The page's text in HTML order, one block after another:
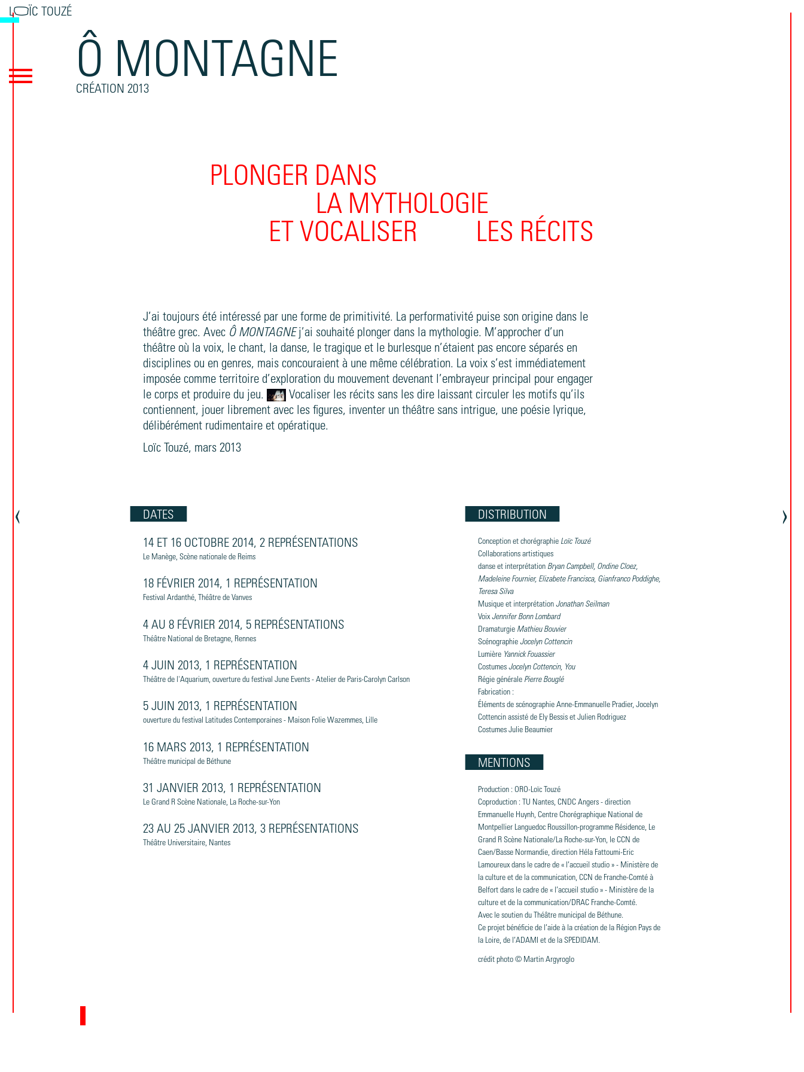
LOÏC TOUZÉ
Ô MONTAGNE
CRÉATION 2013
PLONGER DANS
LA MYTHOLOGIE
ET VOCALISER
LES RÉCITS
J’ai toujours été intéressé par une forme de primitivité. La performativité puise son origine dans le
théâtre grec. Avec Ô MONTAGNEj’ai souhaité plonger dans la mythologie. M’approcher d’un
théâtre où la voix, le chant, la danse, le tragique et le burlesque n’étaient pas encore séparés en
disciplines ou en genres, mais concouraient à une même célébration. La voix s’est immédiatement
imposée comme territoire d’exploration du mouvement devenant l’embrayeur principal pour engager
le corps et produire du jeu.
Vocaliser les récits sans les dire laissant circuler les motifs qu’ils
contiennent, jouer librement avec les figures, inventer un théâtre sans intrigue, une poésie lyrique,
délibérément rudimentaire et opératique.
Loïc Touzé, mars 2013
DATES
14 ET 16 OCTOBRE 2014, 2 REPRÉSENTATIONS
Le Manège, Scène nationale de Reims
18 FÉVRIER 2014, 1 REPRÉSENTATION
Festival Ardanthé, Théâtre de Vanves
4 AU 8 FÉVRIER 2014, 5 REPRÉSENTATIONS
Théâtre National de Bretagne, Rennes
4 JUIN 2013, 1 REPRÉSENTATION
Théâtre de l'Aquarium, ouverture du festival June Events - Atelier de Paris-Carolyn Carlson
5 JUIN 2013, 1 REPRÉSENTATION
ouverture du festival Latitudes Contemporaines - Maison Folie Wazemmes, Lille
16 MARS 2013, 1 REPRÉSENTATION
Théâtre municipal de Béthune
31 JANVIER 2013, 1 REPRÉSENTATION
Le Grand R Scène Nationale, La Roche-sur-Yon
23 AU 25 JANVIER 2013, 3 REPRÉSENTATIONS
Théâtre Universitaire, Nantes
DISTRIBUTION
Conception et chorégraphie Loïc Touzé
Collaborations artistiques
danse et interprétation Bryan Campbell, Ondine Cloez,
Madeleine Fournier, Elizabete Francisca, Gianfranco Poddighe,
Teresa Silva
Musique et interprétationJonathan Seilman
VoixJennifer Bonn Lombard
Dramaturgie Mathieu Bouvier
ScénographieJocelyn Cottencin
Lumière Yannick Fouassier
CostumesJocelyn Cottencin, You
Régie générale Pierre Bouglé
Fabrication :
Éléments de scénographie Anne-Emmanuelle Pradier, Jocelyn
Cottencin assisté de Ely Bessis et Julien Rodriguez
Costumes Julie Beaumier
MENTIONS
Production : ORO-Loïc Touzé
Coproduction : TU Nantes, CNDC Angers - direction
Emmanuelle Huynh, Centre Chorégraphique National de
Montpellier Languedoc Roussillon-programme Résidence, Le
Grand R Scène Nationale/La Roche-sur-Yon, le CCN de
Caen/Basse Normandie, direction Héla Fattoumi-Eric
Lamoureux dans le cadre de « l’accueil studio » - Ministère de
la culture et de la communication, CCN de Franche-Comté à
Belfort dans le cadre de « l’accueil studio » - Ministère de la
culture et de la communication/DRAC Franche-Comté.
Avec le soutien du Théâtre municipal de Béthune.
Ce projet bénéficie de l’aide à la création de la Région Pays de
la Loire, de l’ADAMI et de la SPEDIDAM.
crédit photo © Martin Argyroglo
‹ Page précédente ›